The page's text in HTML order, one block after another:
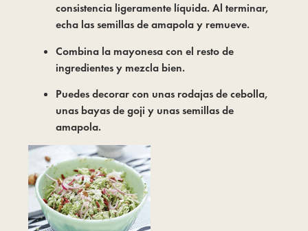
consistencia ligeramente líquida. Al terminar,
echa las semillas de amapola y remueve.
Combina la mayonesa con el resto de
ingredientes y mezcla bien.
Puedes decorar con unas rodajas de cebolla,
unas bayas de goji y unas semillas de
amapola.